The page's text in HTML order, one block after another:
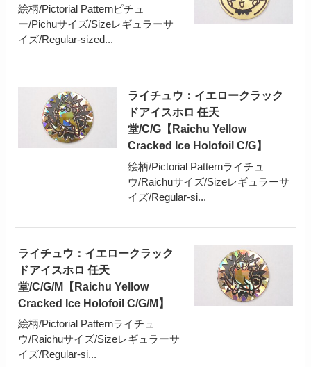
絵柄/Pictorial Patternピチュ
ー/Pichuサイズ/Sizeレギュラーサ
イズ/Regular-sized...
ライチュウ：イエロークラック
ドアイスホロ 任天
堂/C/G【Raichu Yellow
Cracked Ice Holofoil C/G】
絵柄/Pictorial Patternライチュ
ウ/Raichuサイズ/Sizeレギュラーサ
イズ/Regular-si...
ライチュウ：イエロークラック
ドアイスホロ 任天
堂/C/G/M【Raichu Yellow
Cracked Ice Holofoil C/G/M】
絵柄/Pictorial Patternライチュ
ウ/Raichuサイズ/Sizeレギュラーサ
イズ/Regular-si...